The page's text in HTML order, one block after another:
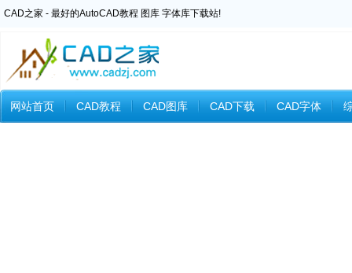
CAD之家 - 最好的AutoCAD教程 图库 字体库下载站!
网站首页 CAD教程 CAD图库 CAD下载 CAD字体